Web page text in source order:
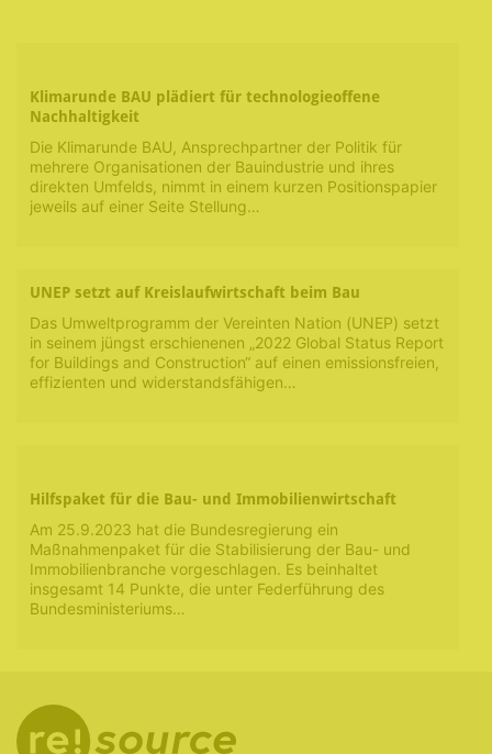
Klimarunde BAU plädiert für technologieoffene
Nachhaltigkeit
Die Klimarunde BAU, Ansprechpartner der Politik für
mehrere Organisationen der Bauindustrie und ihres
direkten Umfelds, nimmt in einem kurzen Positionspapier
jeweils auf einer Seite Stellung…
UNEP setzt auf Kreislaufwirtschaft beim Bau
Das Umweltprogramm der Vereinten Nation (UNEP) setzt
in seinem jüngst erschienenen „2022 Global Status Report
for Buildings and Construction“ auf einen emissionsfreien,
effizienten und widerstandsfähigen…
Hilfspaket für die Bau- und Immobilienwirtschaft
Am 25.9.2023 hat die Bundesregierung ein
Maßnahmenpaket für die Stabilisierung der Bau- und
Immobilienbranche vorgeschlagen. Es beinhaltet
insgesamt 14 Punkte, die unter Federführung des
Bundesministeriums…